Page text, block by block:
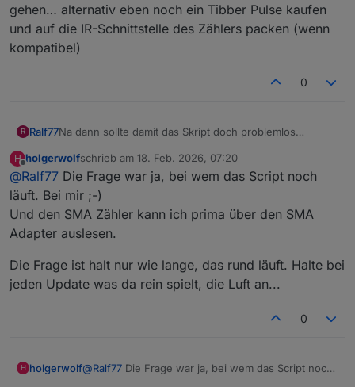
gehen… alternativ eben noch ein Tibber Pulse kaufen
und auf die IR-Schnittstelle des Zählers packen (wenn
kompatibel)
0
R Ralf77Na dann sollte damit das Skript doch problemlos
und auf die IR-Schnittstelle des Zählers packen (wenn
kompatibel)
H
Offline
holgerwolfschrieb am 18. Feb. 2026, 07:20
zuletzt editiert von
@Ralf77 Die Frage war ja, bei wem das Script noch
läuft. Bei mir ;-)
Und den SMA Zähler kann ich prima über den SMA
Adapter auslesen.
Die Frage ist halt nur wie lange, das rund läuft. Halte bei
jeden Update was da rein spielt, die Luft an...
0
H holgerwolf@Ralf77 Die Frage war ja, bei wem das Script noch